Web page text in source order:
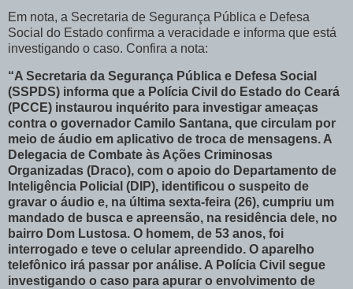
Em nota, a Secretaria de Segurança Pública e Defesa
Social do Estado confirma a veracidade e informa que está
investigando o caso. Confira a nota:
“A Secretaria da Segurança Pública e Defesa Social
(SSPDS) informa que a Polícia Civil do Estado do Ceará
(PCCE) instaurou inquérito para investigar ameaças
contra o governador Camilo Santana, que circulam por
meio de áudio em aplicativo de troca de mensagens. A
Delegacia de Combate às Ações Criminosas
Organizadas (Draco), com o apoio do Departamento de
Inteligência Policial (DIP), identificou o suspeito de
gravar o áudio e, na última sexta-feira (26), cumpriu um
mandado de busca e apreensão, na residência dele, no
bairro Dom Lustosa. O homem, de 53 anos, foi
interrogado e teve o celular apreendido. O aparelho
telefônico irá passar por análise. A Polícia Civil segue
investigando o caso para apurar o envolvimento de